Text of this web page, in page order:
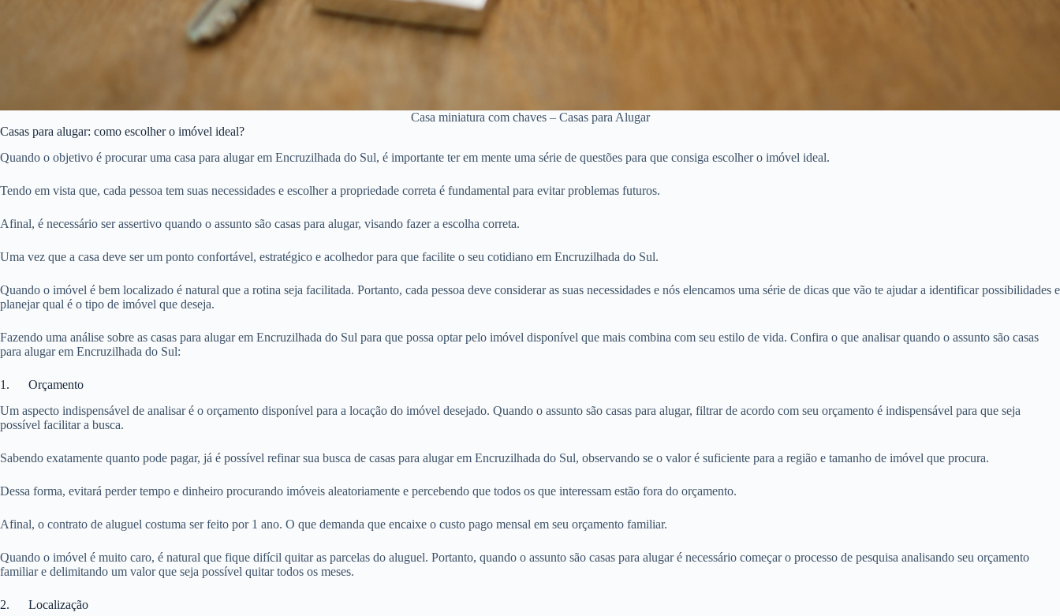
Casa miniatura com chaves – Casas para Alugar
Casas para alugar: como escolher o imóvel ideal?
Quando o objetivo é procurar uma casa para alugar em Encruzilhada do Sul, é importante ter em mente uma série de questões para que consiga escolher o imóvel ideal.
Tendo em vista que, cada pessoa tem suas necessidades e escolher a propriedade correta é fundamental para evitar problemas futuros.
Afinal, é necessário ser assertivo quando o assunto são casas para alugar, visando fazer a escolha correta.
Uma vez que a casa deve ser um ponto confortável, estratégico e acolhedor para que facilite o seu cotidiano em Encruzilhada do Sul.
Quando o imóvel é bem localizado é natural que a rotina seja facilitada. Portanto, cada pessoa deve considerar as suas necessidades e nós elencamos uma série de dicas que vão te ajudar a identificar possibilidades e
planejar qual é o tipo de imóvel que deseja.
Fazendo uma análise sobre as casas para alugar em Encruzilhada do Sul para que possa optar pelo imóvel disponível que mais combina com seu estilo de vida. Confira o que analisar quando o assunto são casas
para alugar em Encruzilhada do Sul:
1. Orçamento
Um aspecto indispensável de analisar é o orçamento disponível para a locação do imóvel desejado. Quando o assunto são casas para alugar, filtrar de acordo com seu orçamento é indispensável para que seja
possível facilitar a busca.
Sabendo exatamente quanto pode pagar, já é possível refinar sua busca de casas para alugar em Encruzilhada do Sul, observando se o valor é suficiente para a região e tamanho de imóvel que procura.
Dessa forma, evitará perder tempo e dinheiro procurando imóveis aleatoriamente e percebendo que todos os que interessam estão fora do orçamento.
Afinal, o contrato de aluguel costuma ser feito por 1 ano. O que demanda que encaixe o custo pago mensal em seu orçamento familiar.
Quando o imóvel é muito caro, é natural que fique difícil quitar as parcelas do aluguel. Portanto, quando o assunto são casas para alugar é necessário começar o processo de pesquisa analisando seu orçamento
familiar e delimitando um valor que seja possível quitar todos os meses.
2. Localização